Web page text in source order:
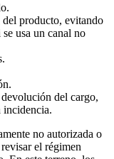
producto, evitando
usa un canal no
del cargo,
incidencia.
no autorizada o
el régimen